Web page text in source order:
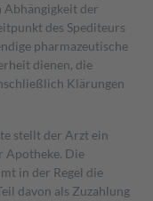
Abhängigkeit der
des Spediteurs
pharmazeutische
dienen, die
Klärungen
stellt der Arzt ein
Apotheke. Die
in der Regel die
davon als Zuzahlung